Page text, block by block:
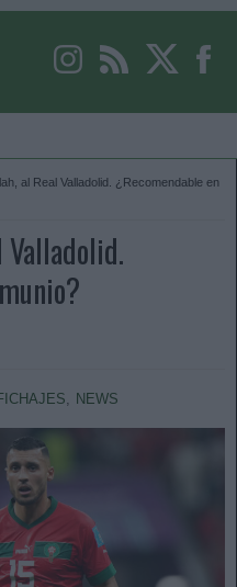
al Real Valladolid. ¿Recomendable en
, NEWS